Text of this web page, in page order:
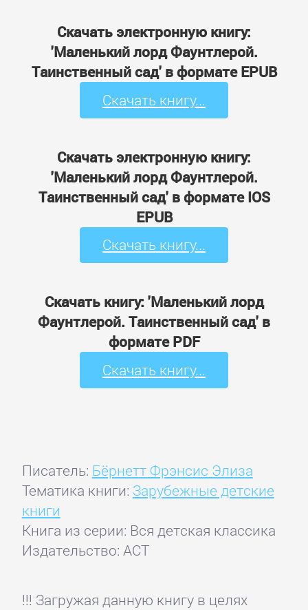
Скачать электронную книгу:
'Маленький лорд Фаунтлерой.
Таинственный сад' в формате EPUB
Скачать книгу...
Скачать электронную книгу:
'Маленький лорд Фаунтлерой.
Таинственный сад' в формате IOS
EPUB
Скачать книгу...
Скачать книгу: 'Маленький лорд
Фаунтлерой. Таинственный сад' в
формате PDF
Скачать книгу...
Писатель: Бёрнетт Фрэнсис Элиза
Тематика книги: Зарубежные детские
книги
Книга из серии: Вся детская классика
Издательство: АСТ
!!! Загружая данную книгу в целях